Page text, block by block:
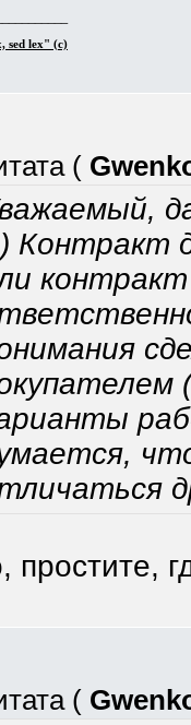
sed lex" (c)
(
Контракт
контракт
простите,
(